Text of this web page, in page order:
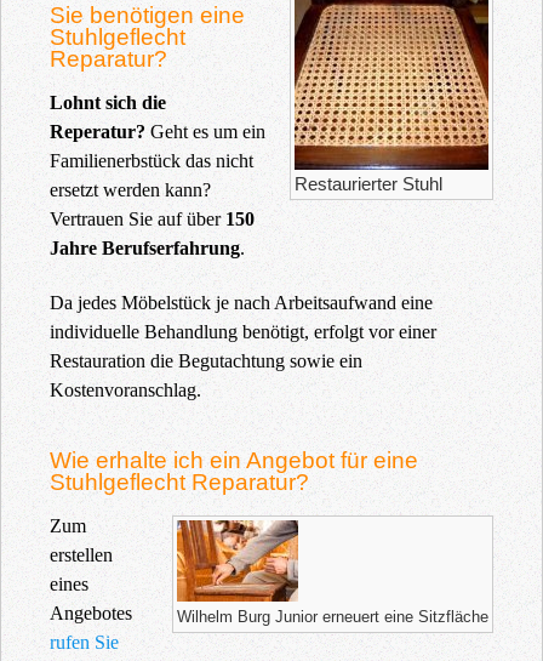
Restaurierter Stuhl
Sie benötigen eine
Stuhlgeflecht
Reparatur?
Lohnt sich die
Reperatur?Geht es um ein
Familienerbstück das nicht
ersetzt werden kann?
Vertrauen Sie auf über 150
Jahre Berufserfahrung.
Da jedes Möbelstück je nach Arbeitsaufwand eine
individuelle Behandlung benötigt, erfolgt vor einer
Restauration die Begutachtung sowie ein
Kostenvoranschlag.
Wie erhalte ich ein Angebot für eine
Stuhlgeflecht Reparatur?
Wilhelm Burg Junior erneuert eine Sitzfläche
Zum
erstellen
eines
Angebotes
rufen Sie